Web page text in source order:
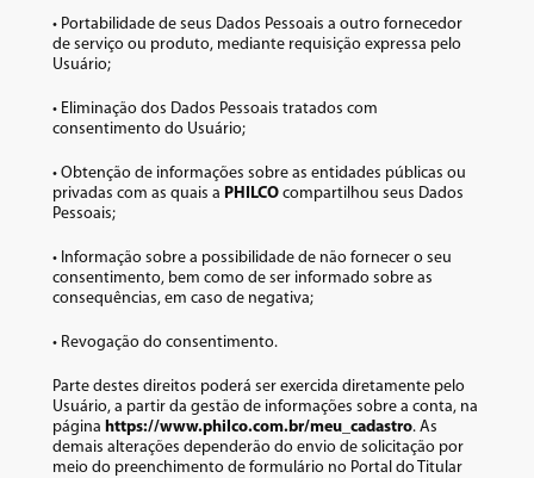
• Portabilidade de seus Dados Pessoais a outro fornecedor
de serviço ou produto, mediante requisição expressa pelo
Usuário;
• Eliminação dos Dados Pessoais tratados com
consentimento do Usuário;
• Obtenção de informações sobre as entidades públicas ou
privadas com as quais a PHILCO compartilhou seus Dados
Pessoais;
• Informação sobre a possibilidade de não fornecer o seu
consentimento, bem como de ser informado sobre as
consequências, em caso de negativa;
• Revogação do consentimento.
Parte destes direitos poderá ser exercida diretamente pelo
Usuário, a partir da gestão de informações sobre a conta, na
página https://www.philco.com.br/meu_cadastro. As
demais alterações dependerão do envio de solicitação por
meio do preenchimento de formulário no Portal do Titular